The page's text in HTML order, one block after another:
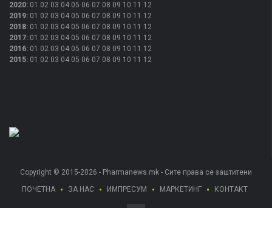
2020: 01 02 03 04 05 06 07 08 09 10 11 12
2019: 01 02 03 04 05 06 07 08 09 10 11 12
2018: 01 02 03 04 05 06 07 08 09 10 11 12
2017: 01 02 03 04 05 06 07 08 09 10 11 12
2016: 01 02 03 04 05 06 07 08 09 10 11 12
2015: 01 02 03 04 05 06 07 08 09 10 11 12
Copyright © 2015-2026 - Pharmanews.mk - Сите права се заштитени
ПОЧЕТНА
ЗА НАС ИМПРЕСУМ МАРКЕТИНГ КОНТАКТ